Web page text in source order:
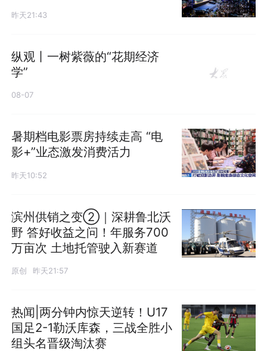
昨天21:43
纵观丨一树紫薇的“花期经济
学”
08-07
暑期档电影票房持续走高 “电
影+”业态激发消费活力
昨天10:52
滨州供销之变②｜深耕鲁北沃
野 答好收益之问！年服务700
万亩次 土地托管驶入新赛道
原创 昨天21:57
热闻|两分钟内惊天逆转！U17
国足2-1勒沃库森，三战全胜小
组头名晋级淘汰赛